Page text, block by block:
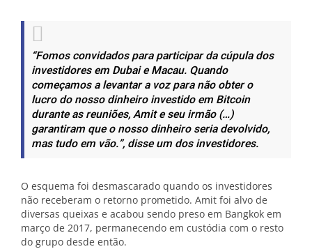
“Fomos convidados para participar da cúpula dos
investidores em Dubai e Macau. Quando
começamos a levantar a voz para não obter o
lucro do nosso dinheiro investido em Bitcoin
durante as reuniões, Amit e seu irmão (…)
garantiram que o nosso dinheiro seria devolvido,
mas tudo em vão.”, disse um dos investidores.
O esquema foi desmascarado quando os investidores
não receberam o retorno prometido. Amit foi alvo de
diversas queixas e acabou sendo preso em Bangkok em
março de 2017, permanecendo em custódia com o resto
do grupo desde então.